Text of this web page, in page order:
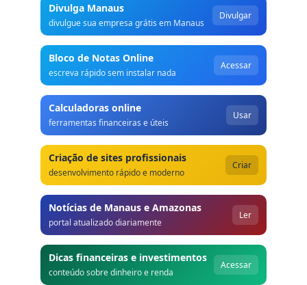
Divulga Manaus
divulgue sua empresa grátis em Manaus
Divulgar
Bloco de Notas Online
escreva rápido sem instalar nada
Acessar
Calculadoras online
ferramentas financeiras e úteis
Usar
Criação de sites profissionais
desenvolvimento rápido e moderno
Criar
Notícias de Manaus e Amazonas
portal atualizado diariamente
Ler
Dicas financeiras e investimentos
conteúdo sobre dinheiro e renda
Acessar